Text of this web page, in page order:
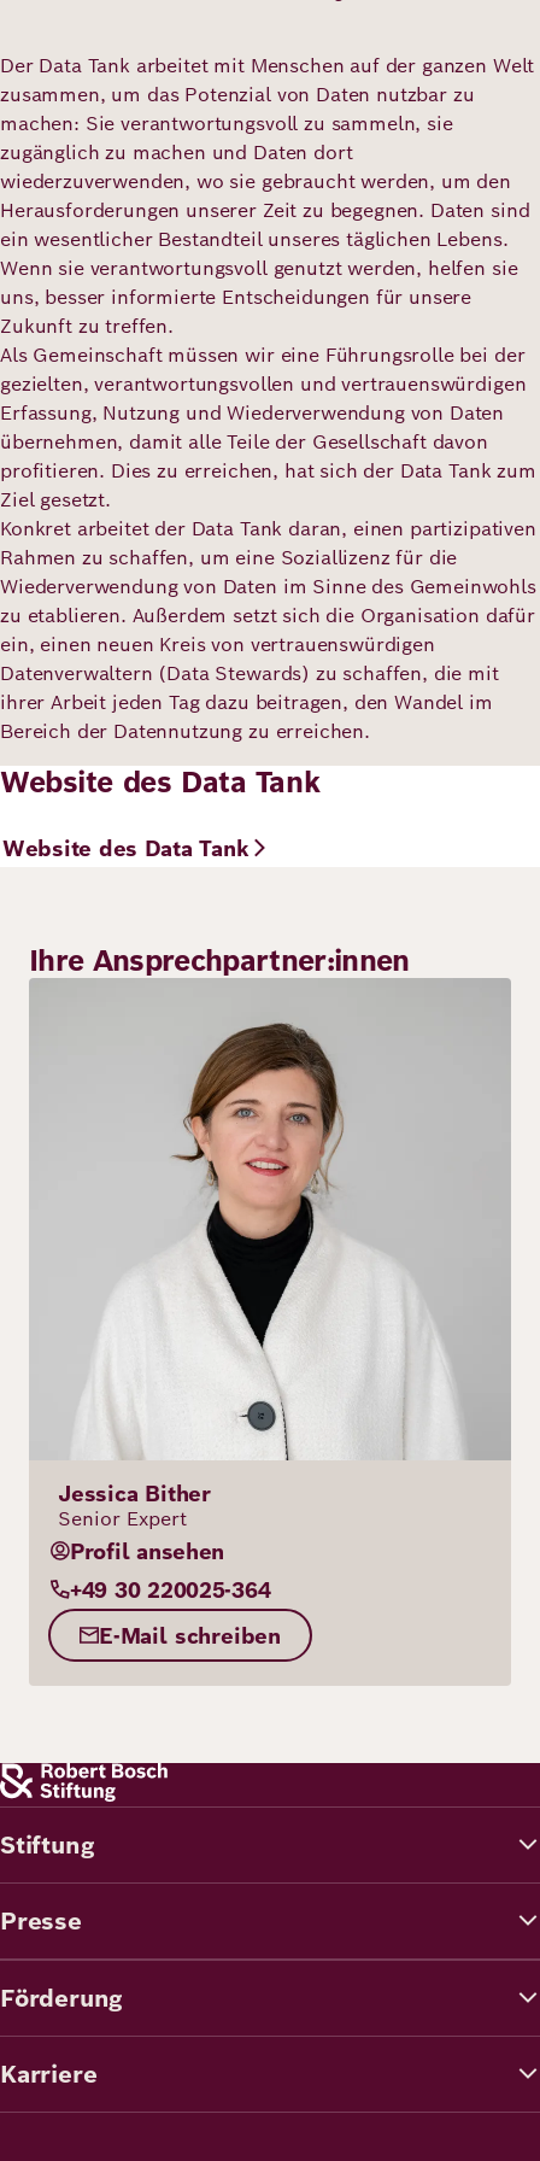
Deutsch Englisch
Der Data Tank arbeitet mit Menschen auf der ganzen Welt
zusammen, um das Potenzial von Daten nutzbar zu
machen: Sie verantwortungsvoll zu sammeln, sie
zugänglich zu machen und Daten dort
wiederzuverwenden, wo sie gebraucht werden, um den
Herausforderungen unserer Zeit zu begegnen. Daten sind
ein wesentlicher Bestandteil unseres täglichen Lebens.
Wenn sie verantwortungsvoll genutzt werden, helfen sie
uns, besser informierte Entscheidungen für unsere
Zukunft zu treffen.
Als Gemeinschaft müssen wir eine Führungsrolle bei der
gezielten, verantwortungsvollen und vertrauenswürdigen
Erfassung, Nutzung und Wiederverwendung von Daten
übernehmen, damit alle Teile der Gesellschaft davon
profitieren. Dies zu erreichen, hat sich der Data Tank zum
Ziel gesetzt.
Konkret arbeitet der Data Tank daran, einen partizipativen
Rahmen zu schaffen, um eine Soziallizenz für die
Wiederverwendung von Daten im Sinne des Gemeinwohls
zu etablieren. Außerdem setzt sich die Organisation dafür
ein, einen neuen Kreis von vertrauenswürdigen
Datenverwaltern (Data Stewards) zu schaffen, die mit
ihrer Arbeit jeden Tag dazu beitragen, den Wandel im
Bereich der Datennutzung zu erreichen.
Website des Data Tank
Website des Data Tank
Ihre Ansprechpartner:innen
Bild
Jessica Bither
Senior Expert
Profil ansehen
+49 30 220025-364
E-Mail schreiben
Stiftung
Presse
Förderung
Karriere